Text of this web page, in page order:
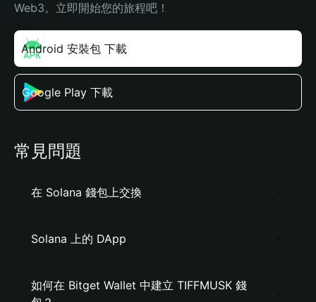
Web3。立即開始您的旅程吧！
Android 安裝包 下載
Google Play 下載
常見問題
在 Solana 錢包上交換
Solana 上的 DApp
如何在 Bitget Wallet 中建立 TIFFMUSK 錢